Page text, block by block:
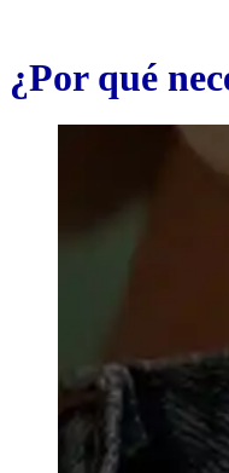
¿Por qué